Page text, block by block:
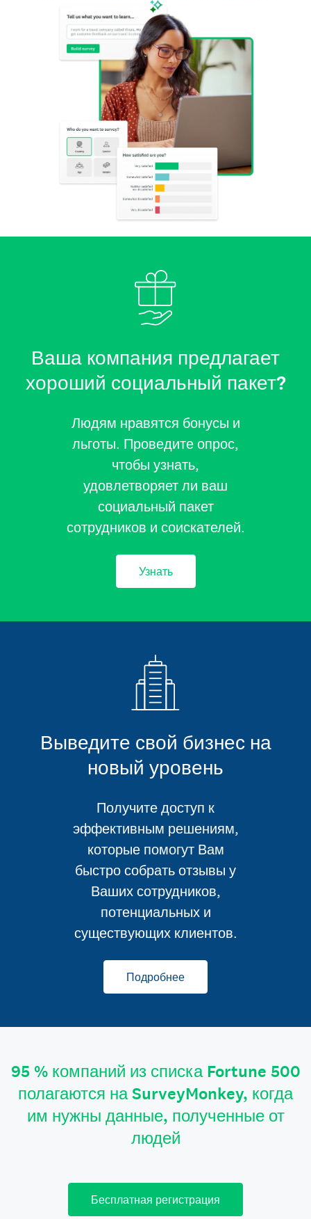
Ваша компания предлагает
хороший социальный пакет?
Людям нравятся бонусы и
льготы. Проведите опрос,
чтобы узнать,
удовлетворяет ли ваш
социальный пакет
сотрудников и соискателей.
Узнать
Выведите свой бизнес на
новый уровень
Получите доступ к
эффективным решениям,
которые помогут Вам
быстро собрать отзывы у
Ваших сотрудников,
потенциальных и
существующих клиентов.
Подробнее
95 % компаний из списка Fortune 500
полагаются на SurveyMonkey, когда
им нужны данные, полученные от
людей
Бесплатная регистрация